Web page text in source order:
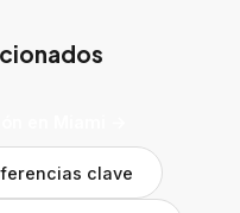
clave